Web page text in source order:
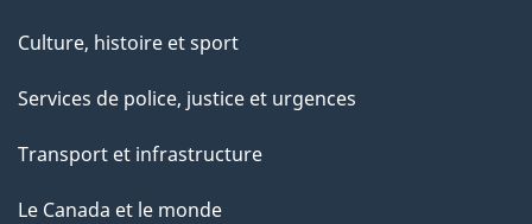
Culture, histoire et sport
Services de police, justice et urgences
Transport et infrastructure
Le Canada et le monde